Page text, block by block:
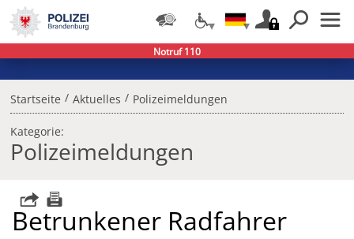
Startseite / Aktuelles / Polizeimeldungen
Kategorie:
Polizeimeldungen
Betrunkener Radfahrer
Notruf 110